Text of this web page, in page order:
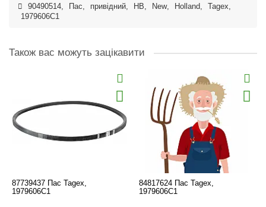
90490514, Пас, привідний, HB, New, Holland, Tagex,
1979606C1
Також вас можуть зацікавити
87739437 Пас Tagex,
1979606C1
84817624 Пас Tagex,
1979606C1